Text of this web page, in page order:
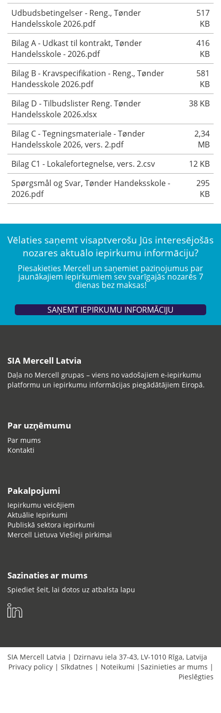
Udbudsbetingelser - Reng., Tønder
Handelsskole 2026.pdf
517
KB
Bilag A - Udkast til kontrakt, Tønder
Handelsskole - 2026.pdf
416
KB
Bilag B - Kravspecifikation - Reng., Tønder
Handesskole 2026.pdf
581
KB
Bilag D - Tilbudslister Reng. Tønder
Handelsskole 2026.xlsx
38 KB
Bilag C - Tegningsmateriale - Tønder
Handelsskole 2026, vers. 2.pdf
2,34
MB
Bilag C1 - Lokalefortegnelse, vers. 2.csv
12 KB
Spørgsmål og Svar, Tønder Handeksskole -
2026.pdf
295
KB
Vēlaties saņemt visaptverošu Jūs interesējošās
nozares aktuālo iepirkumu informāciju?
Piesakieties Mercell un saņemiet paziņojumus par
jaunākajiem iepirkumiem sev svarīgajās nozarēs 7
dienas bez maksas!
SAŅEMT IEPIRKUMU INFORMĀCIJU
SIA Mercell Latvia
Daļa no Mercell grupas – viens no vadošajiem e-iepirkumu
platformu un iepirkumu informācijas piegādātājiem Eiropā.
Par uzņēmumu
Par mums
Kontakti
Pakalpojumi
Iepirkumu veicējiem
Aktuālie Iepirkumi
Publiskā sektora iepirkumi
Mercell Lietuva Viešieji pirkimai
Sazinaties ar mums
Spiediet šeit, lai dotos uz atbalsta lapu
SIA Mercell Latvia | Dzirnavu iela 37-43, LV-1010 Rīga, Latvija
Privacy policy | Sīkdatnes | Noteikumi |Sazinieties ar mums |
Pieslēgties